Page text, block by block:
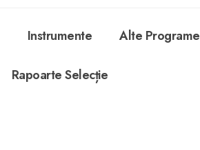
Instrumente Alte Programe
Rapoarte Selecție